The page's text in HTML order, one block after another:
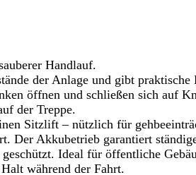
Handlauf.
der Anlage und gibt praktische
öffnen und schließen sich auf
der Treppe.
Sitzlift – nützlich für
Der Akkubetrieb garantiert
Ideal für öffentliche
während der Fahrt.